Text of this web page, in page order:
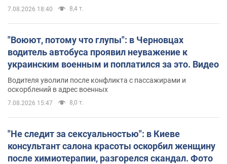
7.08.2026 18:40 8,4 т.
"Воюют, потому что глупы": в Черновцах
водитель автобуса проявил неуважение к
украинским военным и поплатился за это. Видео
Водителя уволили после конфликта с пассажирами и
оскорблений в адрес военных
7.08.2026 15:47 8,0 т.
"Не следит за сексуальностью": в Киеве
консультант салона красоты оскорбил женщину
после химиотерапии, разгорелся скандал. Фото